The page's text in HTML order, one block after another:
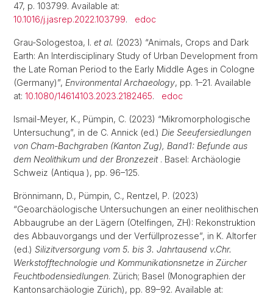
47, p. 103799. Available at:
10.1016/j.jasrep.2022.103799. edoc
Grau-Sologestoa, I. et al. (2023) “Animals, Crops and Dark
Earth: An Interdisciplinary Study of Urban Development from
the Late Roman Period to the Early Middle Ages in Cologne
(Germany)”, Environmental Archaeology, pp. 1–21. Available
at: 10.1080/14614103.2023.2182465. edoc
Ismail-Meyer, K., Pümpin, C. (2023) “Mikromorphologische
Untersuchung”, in de C. Annick (ed.) Die Seeufersiedlungen
von Cham-Bachgraben (Kanton Zug), Band1: Befunde aus
dem Neolithikum und der Bronzezeit . Basel: Archäologie
Schweiz (Antiqua ), pp. 96–125.
Brönnimann, D., Pümpin, C., Rentzel, P. (2023)
“Geoarchäologische Untersuchungen an einer neolithischen
Abbaugrube an der Lägern (Otelfingen, ZH): Rekonstruktion
des Abbauvorgangs und der Verfüllprozesse”, in K. Altorfer
(ed.) Silizitversorgung vom 5. bis 3. Jahrtausend v.Chr.
Werkstofftechnologie und Kommunikationsnetze in Zürcher
Feuchtbodensiedlungen. Zürich; Basel (Monographien der
Kantonsarchäologie Zürich), pp. 89–92. Available at: